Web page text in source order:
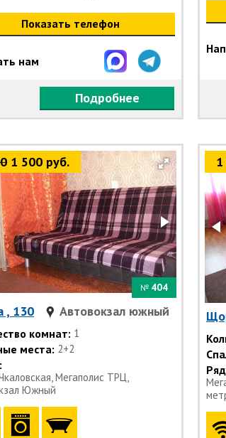
Показать телефон
нам
Подробнее
1 500 руб.
№ 404
, 130 Автовокзал южный
комнат: 1
места: 2+2
Мегаполис ТРЦ,
Южный